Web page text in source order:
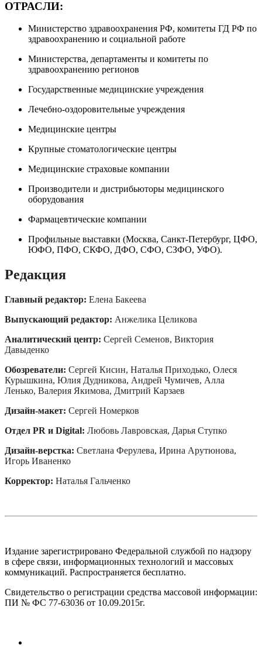
ОТРАСЛИ:
Министерство здравоохранения РФ, комитеты ГД РФ по
здравоохранению и социальной работе
Министерства, департаменты и комитеты по
здравоохранению регионов
Государственные медицинские учреждения
Лечебно-оздоровительные учреждения
Медицинские центры
Крупные стоматологические центры
Медицинские страховые компании
Производители и дистрибьюторы медицинского
оборудования
Фармацевтические компании
Профильные выставки (Москва, Санкт-Петербург, ЦФО,
ЮФО, ПФО, СКФО, ДФО, СФО, СЗФО, УФО).
Редакция
Главный редактор: Елена Бакеева
Выпускающий редактор: Анжелика Целикова
Аналитический центр: Сергей Семенов, Виктория
Давыденко
Обозреватели: Сергей Кисин, Наталья Приходько, Олеся
Курышкина, Юлия Дудникова, Андрей Чумичев, Алла
Ленько, Валерия Якимова, Дмитрий Карзаев
Дизайн-макет: Сергей Номерков
Отдел PR и Digital: Любовь Лавровская, Дарья Ступко
Дизайн-верстка: Светлана Ферулева, Ирина Арутюнова,
Игорь Иваненко
Корректор: Наталья Гальченко
Издание зарегистрировано Федеральной службой по надзору
в сфере связи, информационных технологий и массовых
коммуникаций. Распространяется бесплатно.
Свидетельство о регистрации средства массовой информации:
ПИ № ФС 77-63036 от 10.09.2015г.